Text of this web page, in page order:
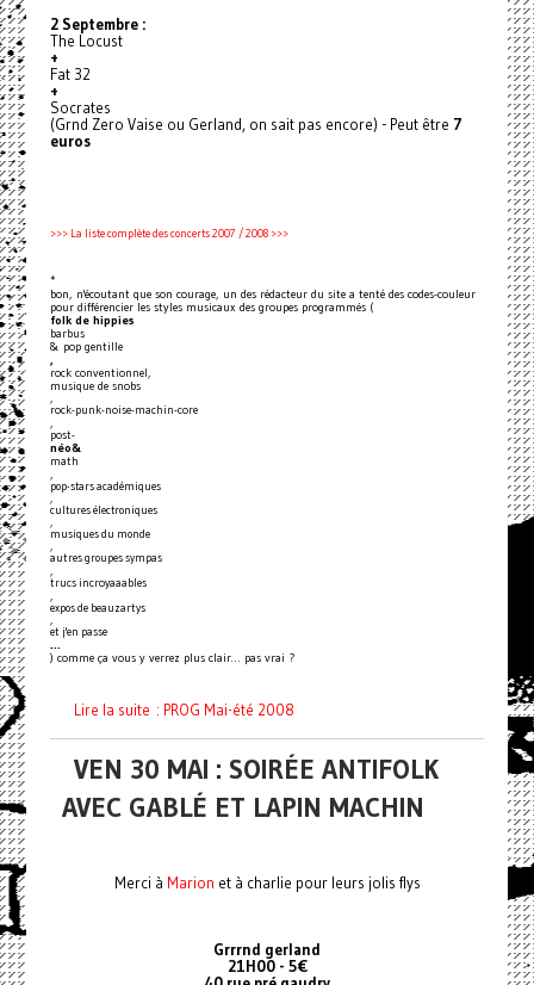
2 Septembre :
The Locust
+
Fat 32
+
Socrates
(Grnd Zero Vaise ou Gerland, on sait pas encore) - Peut être 7
euros
>>> La liste complète des concerts 2007 / 2008 >>>
*
bon, n'écoutant que son courage, un des rédacteur du site a tenté des codes-couleur
pour différencier les styles musicaux des groupes programmés (
folk de hippies
barbus
& pop gentille
,
rock conventionnel,
musique de snobs
,
rock-punk-noise-machin-core
,
post-
néo&
math
,
pop-stars académiques
cultures électroniques
musiques du monde
,
autres groupes sympas
,
trucs incroyaaables
,
expos de beauzartys
,
et j'en passe
…
) comme ça vous y verrez plus clair… pas vrai ?
Lire la suite : PROG Mai-été 2008
VEN 30 MAI : SOIRÉE ANTIFOLK
AVEC GABLÉ ET LAPIN MACHIN
Merci à Marion et à charlie pour leurs jolis flys
Grrrnd gerland
21H00 - 5€